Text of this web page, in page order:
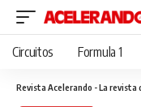
Circuitos Formula 1
Revista Acelerando - La